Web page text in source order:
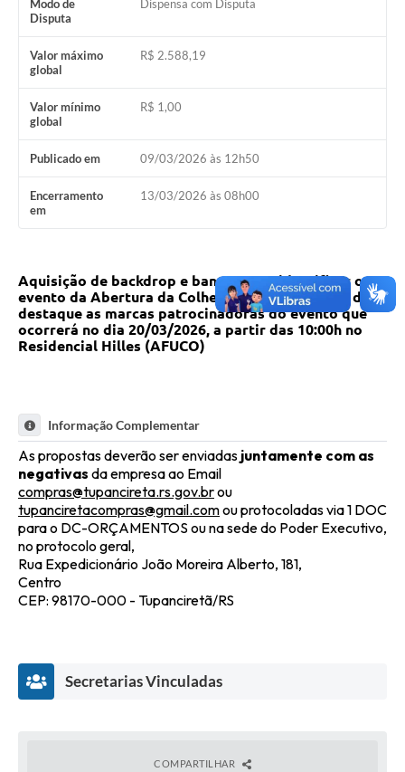
Modo de
Disputa
Dispensa com Disputa
Valor máximo
global
R$ 2.588,19
Valor mínimo
global
R$ 1,00
Publicado em 09/03/2026 às 12h50
Encerramento
em
13/03/2026 às 08h00
Aquisição de backdrop e banner para identificar o
evento da Abertura da Colheita de Soja do RS,
e dar
destaque as marcas patrocinadoras do evento que
ocorrerá no dia 20/03/2026, a partir das 10:00h no
Residencial Hilles (AFUCO)
Informação Complementar
As propostas deverão ser enviadas juntamente com as
negativas da empresa ao Email
compras@tupancireta.rs.gov.brou
tupanciretacompras@gmail.comou protocoladas via 1 DOC
para o DC-ORÇAMENTOS ou na sede do Poder Executivo,
no protocolo geral,
Rua Expedicionário João Moreira Alberto, 181,
Centro
CEP: 98170-000 - Tupanciretã/RS
Secretarias Vinculadas
COMPARTILHAR